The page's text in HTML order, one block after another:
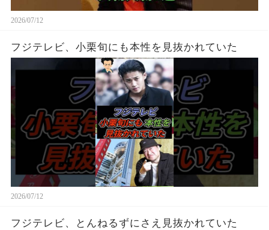
2026/07/12
フジテレビ、小栗旬にも本性を見抜かれていた
2026/07/12
フジテレビ、とんねるずにさえ見抜かれていた